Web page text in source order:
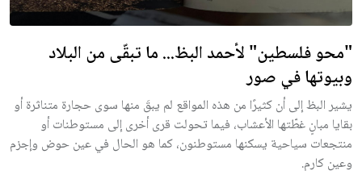
"محو فلسطين" لأحمد البظ... ما تبقّى من البلاد
وبيوتها في صور
يشير البظ إلى أن كثيرًا من هذه المواقع لم يبقَ منها سوى حجارة متناثرة أو
بقايا مبانٍ غطّتها الأعشاب، فيما تحولت قرى أخرى إلى مستوطنات أو
منتجعات سياحية يسكنها مستوطنون، كما هو الحال في عين حوض وإجزم
وعين كارم.